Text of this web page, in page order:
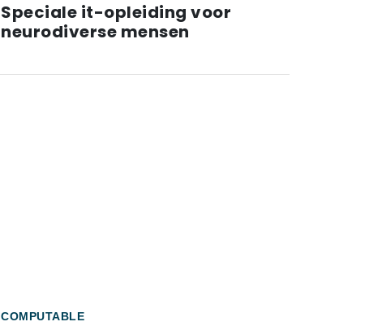
Speciale it-opleiding voor
neurodiverse mensen
COMPUTABLE